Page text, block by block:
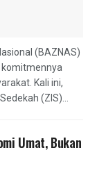
(BAZNAS)
komitmennya
Kali ini,
(ZIS)...
Umat, Bukan